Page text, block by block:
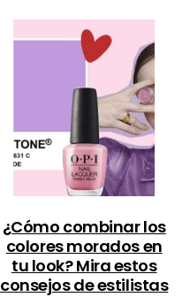
¿Cómo combinar los
colores morados en
tu look? Mira estos
consejos de estilistas